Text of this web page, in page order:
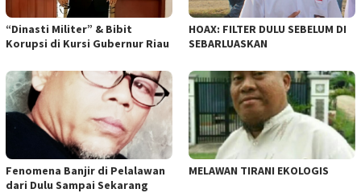
“Dinasti Militer” & Bibit
Korupsi di Kursi Gubernur Riau
HOAX: FILTER DULU SEBELUM DI
SEBARLUASKAN
Fenomena Banjir di Pelalawan
dari Dulu Sampai Sekarang
MELAWAN TIRANI EKOLOGIS